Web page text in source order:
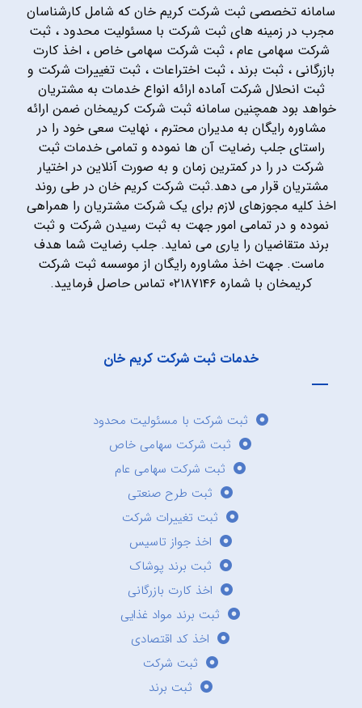
سامانه تخصصی ثبت شرکت کریم خان که شامل کارشناسان
مجرب در زمینه های ثبت شرکت با مسئولیت محدود ، ثبت
شرکت سهامی عام ، ثبت شرکت سهامی خاص ، اخذ کارت
بازرگانی ، ثبت برند ، ثبت اختراعات ، ثبت تغییرات شرکت و
ثبت انحلال شرکت آماده ارائه انواع خدمات به مشتریان
خواهد بود همچنین سامانه ثبت شرکت کریمخان ضمن ارائه
مشاوره رایگان به مدیران محترم ، نهایت سعی خود را در
راستای جلب رضایت آن ها نموده و تمامی خدمات ثبت
شرکت در را در کمترین زمان و به صورت آنلاین در اختیار
مشتریان قرار می دهد.ثبت شرکت کریم خان در طی روند
اخذ کلیه مجوزهای لازم برای یک شرکت مشتریان را همراهی
نموده و در تمامی امور جهت به ثبت رسیدن شرکت و ثبت
برند متقاضیان را یاری می نماید. جلب رضایت شما هدف
ماست. جهت اخذ مشاوره رایگان از موسسه ثبت شرکت
کریمخان با شماره ۰۲۱۸۷۱۴۶ تماس حاصل فرمایید.
خدمات ثبت شرکت کریم خان
ثبت شرکت با مسئولیت محدود
ثبت شرکت سهامی خاص
ثبت شرکت سهامی عام
ثبت طرح صنعتی
ثبت تغییرات شرکت
اخذ جواز تاسیس
ثبت برند پوشاک
اخذ کارت بازرگانی
ثبت برند مواد غذایی
اخذ کد اقتصادی
ثبت شرکت
ثبت برند